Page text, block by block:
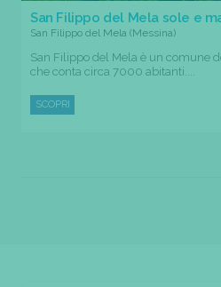
San Filippo del Mela sole e
San Filippo del Mela (Messina)
San Filippo del Mela è un comune
che conta circa 7000 abitanti....
SCOPRI